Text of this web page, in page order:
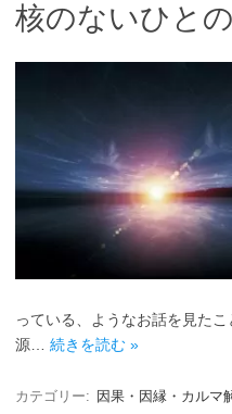
核のないひと
っている、ようなお話を見た
源… 続きを読む »
カテゴリー: 因果・因縁・カルマ